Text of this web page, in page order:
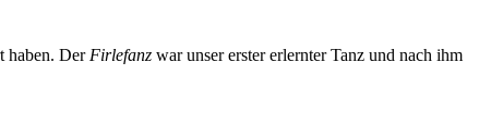
haben. Der Firlefanz war unser erster erlernter Tanz und nach ihm